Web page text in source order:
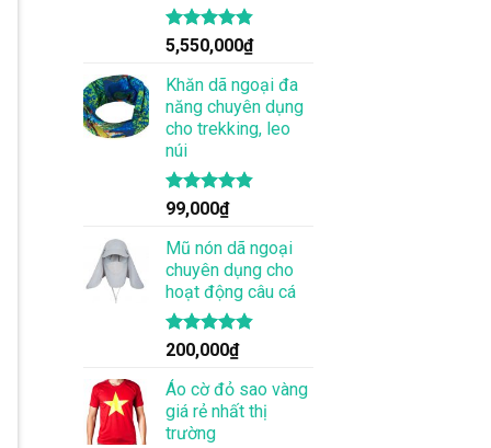
Được xếp
hạng 4.83
5 sao
5,550,000₫
Khăn dã ngoại đa
năng chuyên dụng
cho trekking, leo
núi
Được xếp
hạng
4.83
5 sao
99,000₫
Mũ nón dã ngoại
chuyên dụng cho
hoạt động câu cá
Được xếp
hạng
4.83
5 sao
200,000₫
Áo cờ đỏ sao vàng
giá rẻ nhất thị
trường